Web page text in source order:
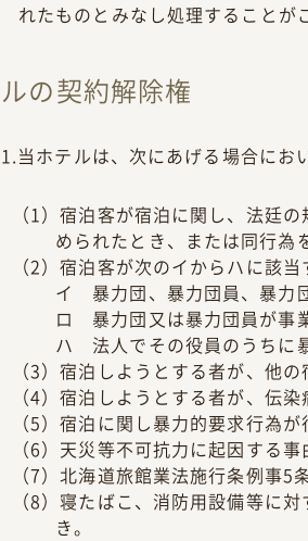
れたものとみなし処理することが
の契約解除権
1.当ホテルは、次にあげる場合にお
（1）宿泊客が宿泊に関し、法廷
められたとき、または同行為
（2）宿泊客が次のイからハに該
イ 暴力団、暴力団員、暴力
ロ 暴力団又は暴力団員が事
ハ 法人でその役員のうちに
（3）宿泊しようとする者が、他
（4）宿泊しようとする者が、伝
（5）宿泊に関し暴力的要求行為
（6）天災等不可抗力に起因する
（7）北海道旅館業法施行条例事
（8）寝たばこ、消防用設備等に
き。